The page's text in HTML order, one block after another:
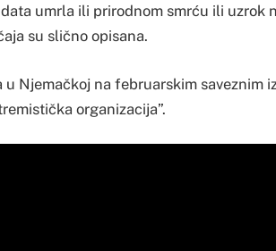
umrla ili prirodnom smrću ili uzrok
su slično opisana.
Njemačkoj na februarskim saveznim
organizacija”.